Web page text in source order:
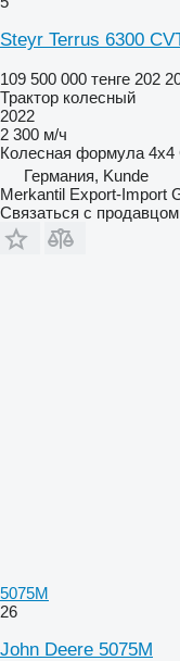
Steyr Terrus 6300
109 500 000 тенге 202
Трактор колесный
2022
2 300 м/ч
Колесная формула 4x4
Германия, Kunde
Merkantil Export-Import
Связаться с продавцом
5075M
26
John Deere 5075M